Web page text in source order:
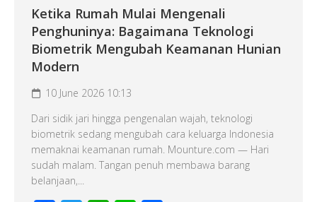
Ketika Rumah Mulai Mengenali
Penghuninya: Bagaimana Teknologi
Biometrik Mengubah Keamanan Hunian
Modern
10 June 2026 10:13
Dari sidik jari hingga pengenalan wajah, teknologi
biometrik sedang mengubah cara keluarga Indonesia
memaknai keamanan rumah. Mounture.com — Hari
sudah malam. Tangan penuh membawa barang
belanjaan,...